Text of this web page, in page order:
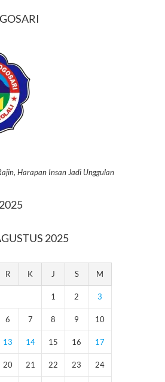
Harapan Insan Jadi Unggulan
2025
R K J S M
1 2 3
6 7 8 9 10
13 14 15 16 17
20 21 22 23 24